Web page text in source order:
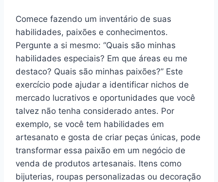
Comece fazendo um inventário de suas
habilidades, paixões e conhecimentos.
Pergunte a si mesmo: “Quais são minhas
habilidades especiais? Em que áreas eu me
destaco? Quais são minhas paixões?” Este
exercício pode ajudar a identificar nichos de
mercado lucrativos e oportunidades que você
talvez não tenha considerado antes. Por
exemplo, se você tem habilidades em
artesanato e gosta de criar peças únicas, pode
transformar essa paixão em um negócio de
venda de produtos artesanais. Itens como
bijuterias, roupas personalizadas ou decoração